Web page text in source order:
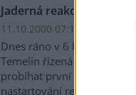
Jaderná reakce v
11.10.2000 07:15 | TEMELÍN
Dnes ráno v 6 hodin 19
Temelín řízená řetězová
probíhat první řízená
nastartování reaktoru